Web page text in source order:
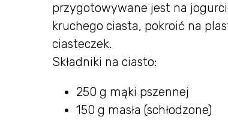
przygotowywane jest na
kruchego ciasta, pokroić na
ciasteczek.
Składniki na ciasto:
250 g mąki pszennej
150 g masła (schłodzone)